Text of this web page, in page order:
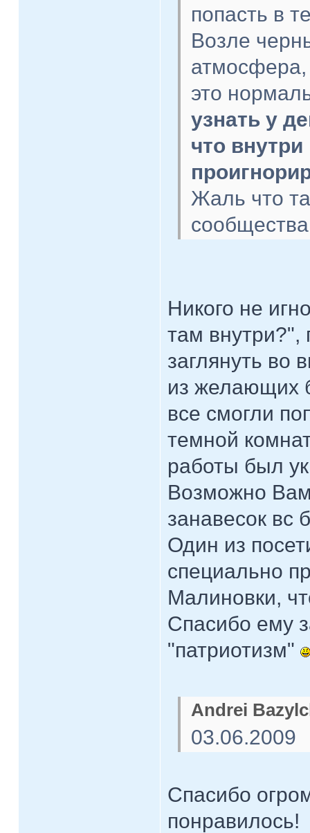
попасть в
Возле
атмосфера,
это
узнать у
что
Жаль что
Никого не
там внутри?",
заглянуть во
из желающих
все смогли
темной
работы был
Возможно
занавесок вс
Один из
специально
Малиновки,
Спасибо ему
"патриотизм"
Andrei
03.06.2009
Спасибо
понравилось!